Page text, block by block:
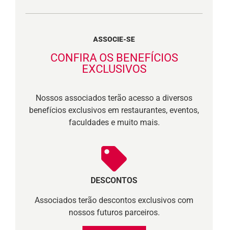
ASSOCIE-SE
CONFIRA OS BENEFÍCIOS
EXCLUSIVOS
Nossos associados terão acesso a diversos
benefícios exclusivos em restaurantes, eventos,
faculdades e muito mais.
DESCONTOS
Associados terão descontos exclusivos com
nossos futuros parceiros.